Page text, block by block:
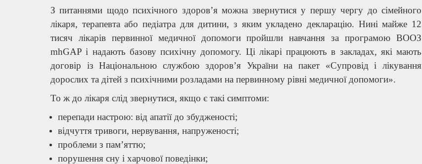
З питаннями щодо психічного здоров’я можна звернутися у першу чергу до сімейного
лікаря, терапевта або педіатра для дитини, з яким укладено декларацію. Нині майже 12
тисяч лікарів первинної медичної допомоги пройшли навчання за програмою ВООЗ
mhGAP і надають базову психічну допомогу. Ці лікарі працюють в закладах, які мають
договір із Національною службою здоров’я України на пакет «Супровід і лікування
дорослих та дітей з психічними розладами на первинному рівні медичної допомоги».
То ж до лікаря слід звернутися, якщо є такі симптоми:
перепади настрою: від апатії до збудженості;
відчуття тривоги, нервування, напруженості;
проблеми з пам’яттю;
порушення сну і харчової поведінки;